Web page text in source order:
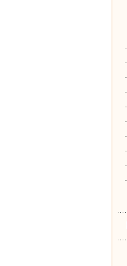
·
·
·
·
·
·
·
·
·
·